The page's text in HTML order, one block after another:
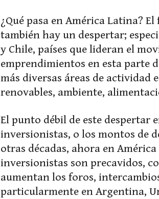
¿Qué pasa en América Latina?
también hay un despertar;
y Chile, países que lideran el
emprendimientos en esta parte
más diversas áreas de
renovables, ambiente,
El punto débil de este despertar
inversionistas, o los montos de
otras décadas, ahora en
inversionistas son precavidos,
aumentan los foros,
particularmente en Argentina,